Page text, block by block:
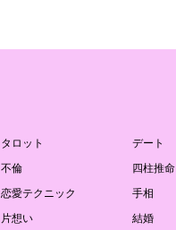
タロット
デート
不倫
四柱推命
恋愛テクニック
手相
片想い
結婚